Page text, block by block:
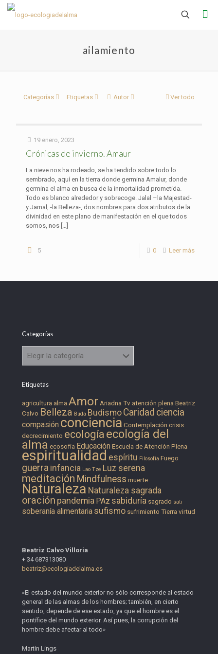
ailamiento
Categorías Etiquetas Autor Ver todo
19 enero, 2023
Crónicas de invierno. Amaur
La nieve nos ha rodeado, se ha tendido sobre todo lo
sembrado, aquí en la tierra donde germina Amalur, donde
germina el alma en busca de la inmortalidad prometida.
Todo es blanco alrededor y sobrecoge. Jalal –la Majestad-
y Jamal, -la Belleza-, dos nombres para dos atributos de la
divinidad en este plano de manifestación en el que todos
somos, nos […]
5 0 Leer más
Categorías
Etiquetas
agricultura alma Amor Ariadna Tv atención plena Beatriz
Calvo Belleza Buda Budismo Caridad ciencia
compasión conciencia Contemplación crisis
decrecimiento ecología ecología del
alma ecosofía Educación Escuela de Atención Plena
espiritualidad espíritu Filosofía Fuego
guerra infancia Lao Tze Luz serena
meditación Mindfulness muerte
Naturaleza Naturaleza sagrada
oración pandemia PAz sabiduría sagrado sati
soberanía alimentaria sufismo sufrimiento Tierra virtud
Beatriz Calvo Villoria
+ 34 687313080
beatriz@ecologiadelalma.es
«El estado del mundo exterior no sólo corresponde al estado
general de las almas de los hombres; también, en cierto
sentido, depende de ese estado, ya que el hombre es el
pontífice del mundo exterior. Así pues, la corrupción del
hombre debe afectar al todo»
Martin Lings